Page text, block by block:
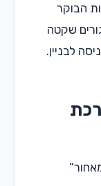
הבוקר
שקטה
לבניין.